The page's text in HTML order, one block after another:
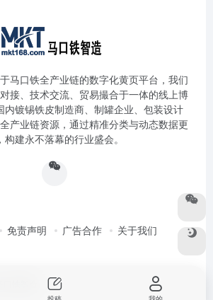
马口铁全产业链的数字化黄页平台，我们
接、技术交流、贸易撮合于一体的线上博
内镀锡铁皮制造商、制罐企业、包装设计
产业链资源，通过精准分类与动态数据更
构建永不落幕的行业盛会。
免责声明 广告合作 关于我们